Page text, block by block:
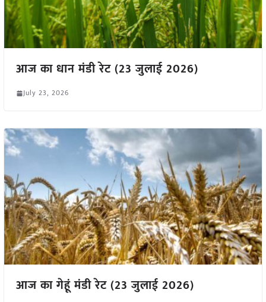
आज का धान मंडी रेट (23 जुलाई 2026)
July 23, 2026
आज का गेहूं मंडी रेट (23 जुलाई 2026)